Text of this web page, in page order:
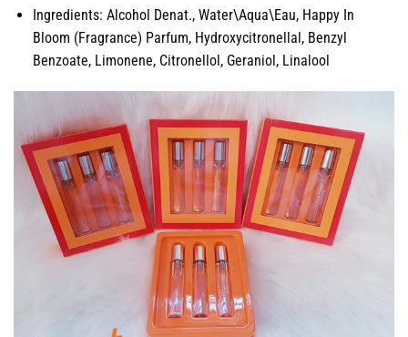
Ingredients: Alcohol Denat., Water\Aqua\Eau, Happy In
Bloom (Fragrance) Parfum, Hydroxycitronellal, Benzyl
Benzoate, Limonene, Citronellol, Geraniol, Linalool